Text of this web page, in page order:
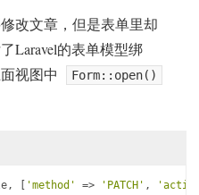
改文章，但是表单里却
Laravel的表单模型绑
视图中
Form::open()
, 'method' => 'PATCH' ,